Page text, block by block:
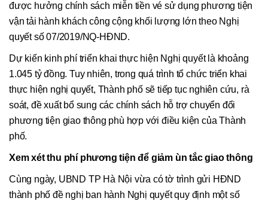
được hưởng chính sách miễn tiền vé sử dụng phương tiện
vận tải hành khách công cộng khối lượng lớn theo Nghị
quyết số 07/2019/NQ-HĐND.
Dự kiến kinh phí triển khai thực hiện Nghị quyết là khoảng
1.045 tỷ đồng. Tuy nhiên, trong quá trình tổ chức triển khai
thực hiện nghị quyết, Thành phố sẽ tiếp tục nghiên cứu, rà
soát, đề xuất bổ sung các chính sách hỗ trợ chuyển đổi
phương tiện giao thông phù hợp với điều kiện của Thành
phố.
Xem xét thu phí phương tiện để giảm ùn tắc giao thông
Cùng ngày, UBND TP Hà Nội vừa có tờ trình gửi HĐND
thành phố đề nghị ban hành Nghị quyết quy định một số